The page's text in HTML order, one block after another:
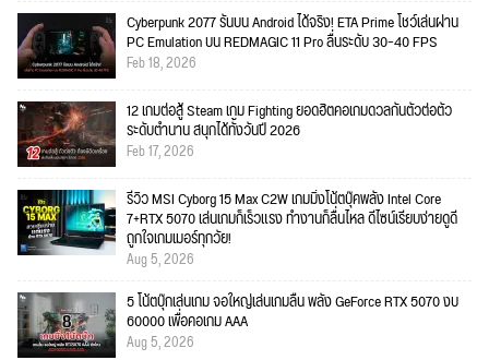
Cyberpunk 2077 รันบน Android ได้จริง! ETA Prime โชว์เล่นผ่าน
PC Emulation บน REDMAGIC 11 Pro ลื่นระดับ 30–40 FPS
Feb 18, 2026
12 เกมต่อสู้ Steam เกม Fighting ยอดฮิตคอเกมดวลกันตัวต่อตัว
ระดับตำนาน สนุกได้ทั้งวันปี 2026
Feb 17, 2026
รีวิว MSI Cyborg 15 Max C2W เกมมิ่งโน้ตบุ๊คพลัง Intel Core
7+RTX 5070 เล่นเกมก็เร็วแรง ทำงานก็ลื่นไหล ดีไซน์เรียบง่ายดูดี
ถูกใจเกมเมอร์ทุกวัย!
Aug 5, 2026
5 โน้ตบุ๊กเล่นเกม จอใหญ่เล่นเกมลื่น พลัง GeForce RTX 5070 งบ
60000 เพื่อคอเกม AAA
Aug 5, 2026